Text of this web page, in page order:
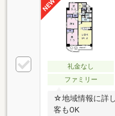
礼金なし
ファミリー
☆地域情報に詳
客もOK